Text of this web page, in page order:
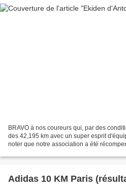
BRAVO à nos coureurs qui, par des
des 42,195 km avec un super esprit
noter que notre association a été
Adidas 10 KM Paris